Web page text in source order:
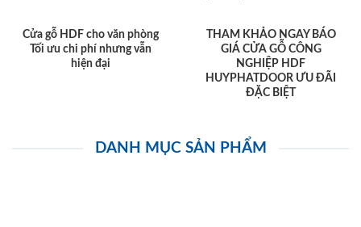
Cửa gỗ HDF cho văn phòng
Tối ưu chi phí nhưng vẫn
hiện đại
THAM KHẢO NGAY BÁO
GIÁ CỬA GỖ CÔNG
NGHIỆP HDF
HUYPHATDOOR ƯU ĐÃI
ĐẶC BIỆT
DANH MỤC SẢN PHẨM